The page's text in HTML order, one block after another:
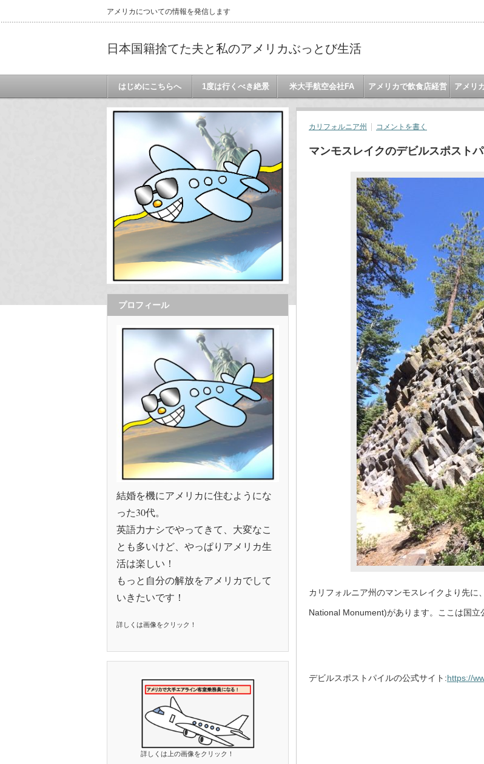
アメリカについての情報を発信します
日本国籍捨てた夫と私のアメリカぶっとび生活
はじめにこちらへ 1度は行くべき絶景 米大手航空会社FA アメリカで飲食店経営 アメリ
カリフォルニア州 コメントを書く
マンモスレイクのデビルスポスト
カリフォルニア州のマンモスレイクより先に、
National Monument)があります。ここは国立
デビルスポストパイルの公式サイト:https://
プロフィール
結婚を機にアメリカに住むようにな
った30代。
英語力ナシでやってきて、大変なこ
とも多いけど、やっぱりアメリカ生
活は楽しい！
もっと自分の解放をアメリカでして
いきたいです！
詳しくは画像をクリック！
詳しくは上の画像をクリック！